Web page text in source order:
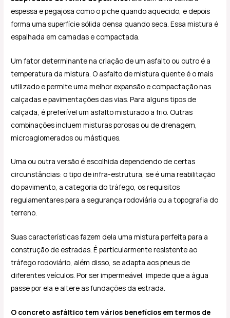
espessa e pegajosa como o piche quando aquecido, e depois
forma uma superfície sólida densa quando seca. Essa mistura é
espalhada em camadas e compactada.
Um fator determinante na criação de um asfalto ou outro é a
temperatura da mistura. O asfalto de mistura quente é o mais
utilizado e permite uma melhor expansão e compactação nas
calçadas e pavimentações das vias. Para alguns tipos de
calçada, é preferível um asfalto misturado a frio. Outras
combinações incluem misturas porosas ou de drenagem,
microaglomerados ou mástiques.
Uma ou outra versão é escolhida dependendo de certas
circunstâncias: o tipo de infra-estrutura, se é uma reabilitação
do pavimento, a categoria do tráfego, os requisitos
regulamentares para a segurança rodoviária ou a topografia do
terreno.
Suas características fazem dela uma mistura perfeita para a
construção de estradas. É particularmente resistente ao
tráfego rodoviário, além disso, se adapta aos pneus de
diferentes veículos. Por ser impermeável, impede que a água
passe por ela e altere as fundações da estrada.
O concreto asfáltico tem vários benefícios em termos de